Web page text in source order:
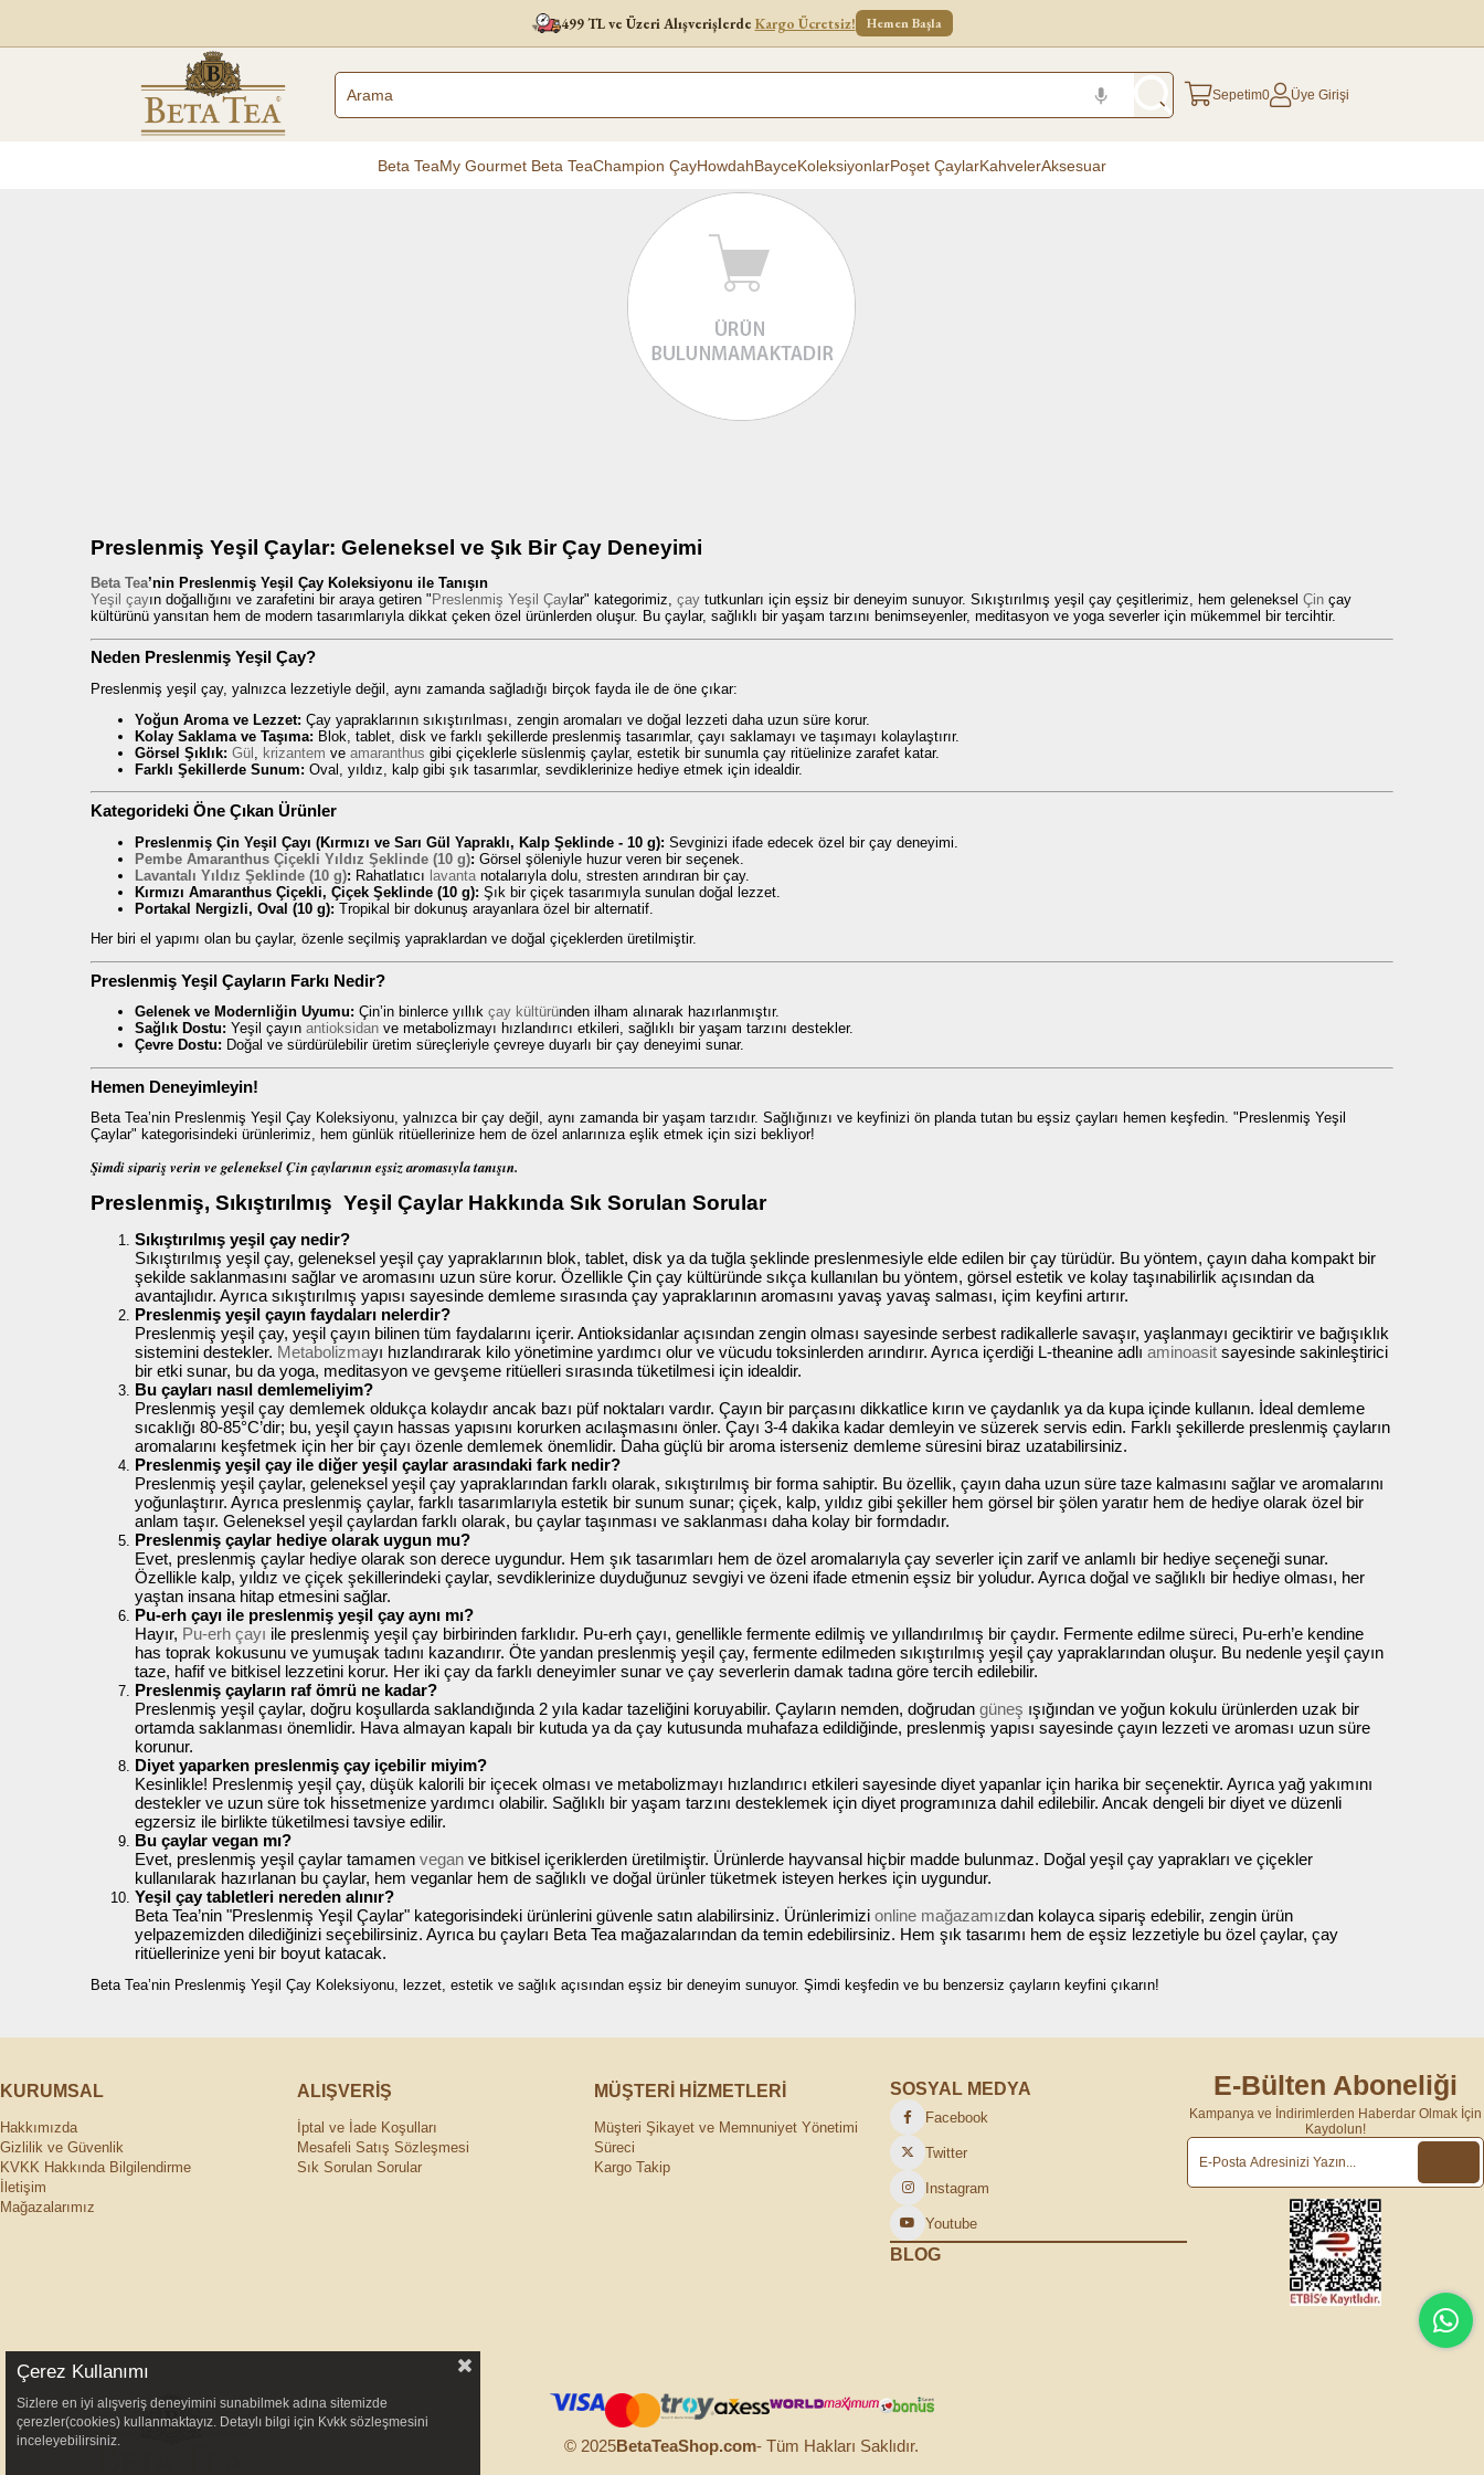
499 TL ve Üzeri Alışverişlerde Kargo Ücretsiz! Hemen Başla
Sepetim0 Üye Girişi
Beta TeaMy Gourmet Beta TeaChampion ÇayHowdahBayceKoleksiyonlarPoşet ÇaylarKahvelerAksesuar
Preslenmiş Yeşil Çaylar: Geleneksel ve Şık Bir Çay Deneyimi
Beta Tea’nin Preslenmiş Yeşil Çay Koleksiyonu ile Tanışın
Yeşil çayın doğallığını ve zarafetini bir araya getiren " Preslenmiş Yeşil Çay lar" kategorimiz, çay tutkunları için eşsiz bir deneyim sunuyor. Sıkıştırılmış yeşil çay çeşitlerimiz, hem geleneksel Çin çay
kültürünü yansıtan hem de modern tasarımlarıyla dikkat çeken özel ürünlerden oluşur. Bu çaylar, sağlıklı bir yaşam tarzını benimseyenler, meditasyon ve yoga severler için mükemmel bir tercihtir.
Neden Preslenmiş Yeşil Çay?
Preslenmiş yeşil çay, yalnızca lezzetiyle değil, aynı zamanda sağladığı birçok fayda ile de öne çıkar:
Yoğun Aroma ve Lezzet: Çay yapraklarının sıkıştırılması, zengin aromaları ve doğal lezzeti daha uzun süre korur.
Kolay Saklama ve Taşıma: Blok, tablet, disk ve farklı şekillerde preslenmiş tasarımlar, çayı saklamayı ve taşımayı kolaylaştırır.
Görsel Şıklık: Gül krizantem ve amaranthus gibi çiçeklerle süslenmiş çaylar, estetik bir sunumla çay ritüelinize zarafet katar.
Farklı Şekillerde Sunum: Oval, yıldız, kalp gibi şık tasarımlar, sevdiklerinize hediye etmek için idealdir.
Kategorideki Öne Çıkan Ürünler
Preslenmiş Çin Yeşil Çayı (Kırmızı ve Sarı Gül Yapraklı, Kalp Şeklinde - 10 g): Sevginizi ifade edecek özel bir çay deneyimi.
Pembe Amaranthus Çiçekli Yıldız Şeklinde (10 g): Görsel şöleniyle huzur veren bir seçenek.
Lavantalı Yıldız Şeklinde (10 g): Rahatlatıcı lavanta notalarıyla dolu, stresten arındıran bir çay.
Kırmızı Amaranthus Çiçekli, Çiçek Şeklinde (10 g): Şık bir çiçek tasarımıyla sunulan doğal lezzet.
Portakal Nergizli, Oval (10 g): Tropikal bir dokunuş arayanlara özel bir alternatif.
Her biri el yapımı olan bu çaylar, özenle seçilmiş yapraklardan ve doğal çiçeklerden üretilmiştir.
Preslenmiş Yeşil Çayların Farkı Nedir?
Gelenek ve Modernliğin Uyumu: Çin’in binlerce yıllık çay kültüründen ilham alınarak hazırlanmıştır.
Sağlık Dostu: Yeşil çayın antioksidan ve metabolizmayı hızlandırıcı etkileri, sağlıklı bir yaşam tarzını destekler.
Çevre Dostu: Doğal ve sürdürülebilir üretim süreçleriyle çevreye duyarlı bir çay deneyimi sunar.
Hemen Deneyimleyin!
Beta Tea’nin Preslenmiş Yeşil Çay Koleksiyonu, yalnızca bir çay değil, aynı zamanda bir yaşam tarzıdır. Sağlığınızı ve keyfinizi ön planda tutan bu eşsiz çayları hemen keşfedin. "Preslenmiş Yeşil
Çaylar" kategorisindeki ürünlerimiz, hem günlük ritüellerinize hem de özel anlarınıza eşlik etmek için sizi bekliyor!
Şimdi sipariş verin ve geleneksel Çin çaylarının eşsiz aromasıyla tanışın.
Preslenmiş, Sıkıştırılmış Yeşil Çaylar Hakkında Sık Sorulan Sorular
Sıkıştırılmış yeşil çay nedir?
Sıkıştırılmış yeşil çay, geleneksel yeşil çay yapraklarının blok, tablet, disk ya da tuğla şeklinde preslenmesiyle elde edilen bir çay türüdür. Bu yöntem, çayın daha kompakt bir
şekilde saklanmasını sağlar ve aromasını uzun süre korur. Özellikle Çin çay kültüründe sıkça kullanılan bu yöntem, görsel estetik ve kolay taşınabilirlik açısından da
avantajlıdır. Ayrıca sıkıştırılmış yapısı sayesinde demleme sırasında çay yapraklarının aromasını yavaş yavaş salması, içim keyfini artırır.
Preslenmiş yeşil çayın faydaları nelerdir?
Preslenmiş yeşil çay, yeşil çayın bilinen tüm faydalarını içerir. Antioksidanlar açısından zengin olması sayesinde serbest radikallerle savaşır, yaşlanmayı geciktirir ve bağışıklık
sistemini destekler. Metabolizmayı hızlandırarak kilo yönetimine yardımcı olur ve vücudu toksinlerden arındırır. Ayrıca içerdiği L-theanine adlı aminoasit sayesinde sakinleştirici
bir etki sunar, bu da yoga, meditasyon ve gevşeme ritüelleri sırasında tüketilmesi için idealdir.
Bu çayları nasıl demlemeliyim?
Preslenmiş yeşil çay demlemek oldukça kolaydır ancak bazı püf noktaları vardır. Çayın bir parçasını dikkatlice kırın ve çaydanlık ya da kupa içinde kullanın. İdeal demleme
sıcaklığı 80-85°C’dir; bu, yeşil çayın hassas yapısını korurken acılaşmasını önler. Çayı 3-4 dakika kadar demleyin ve süzerek servis edin. Farklı şekillerde preslenmiş çayların
aromalarını keşfetmek için her bir çayı özenle demlemek önemlidir. Daha güçlü bir aroma isterseniz demleme süresini biraz uzatabilirsiniz.
Preslenmiş yeşil çay ile diğer yeşil çaylar arasındaki fark nedir?
Preslenmiş yeşil çaylar, geleneksel yeşil çay yapraklarından farklı olarak, sıkıştırılmış bir forma sahiptir. Bu özellik, çayın daha uzun süre taze kalmasını sağlar ve aromalarını
yoğunlaştırır. Ayrıca preslenmiş çaylar, farklı tasarımlarıyla estetik bir sunum sunar; çiçek, kalp, yıldız gibi şekiller hem görsel bir şölen yaratır hem de hediye olarak özel bir
anlam taşır. Geleneksel yeşil çaylardan farklı olarak, bu çaylar taşınması ve saklanması daha kolay bir formdadır.
Preslenmiş çaylar hediye olarak uygun mu?
Evet, preslenmiş çaylar hediye olarak son derece uygundur. Hem şık tasarımları hem de özel aromalarıyla çay severler için zarif ve anlamlı bir hediye seçeneği sunar.
Özellikle kalp, yıldız ve çiçek şekillerindeki çaylar, sevdiklerinize duyduğunuz sevgiyi ve özeni ifade etmenin eşsiz bir yoludur. Ayrıca doğal ve sağlıklı bir hediye olması, her
yaştan insana hitap etmesini sağlar.
Pu-erh çayı ile preslenmiş yeşil çay aynı mı?
Hayır, Pu-erh çayı ile preslenmiş yeşil çay birbirinden farklıdır. Pu-erh çayı, genellikle fermente edilmiş ve yıllandırılmış bir çaydır. Fermente edilme süreci, Pu-erh’e kendine
has toprak kokusunu ve yumuşak tadını kazandırır. Öte yandan preslenmiş yeşil çay, fermente edilmeden sıkıştırılmış yeşil çay yapraklarından oluşur. Bu nedenle yeşil çayın
taze, hafif ve bitkisel lezzetini korur. Her iki çay da farklı deneyimler sunar ve çay severlerin damak tadına göre tercih edilebilir.
Preslenmiş çayların raf ömrü ne kadar?
Preslenmiş yeşil çaylar, doğru koşullarda saklandığında 2 yıla kadar tazeliğini koruyabilir. Çayların nemden, doğrudan güneş ışığından ve yoğun kokulu ürünlerden uzak bir
ortamda saklanması önemlidir. Hava almayan kapalı bir kutuda ya da çay kutusunda muhafaza edildiğinde, preslenmiş yapısı sayesinde çayın lezzeti ve aroması uzun süre
korunur.
Diyet yaparken preslenmiş çay içebilir miyim?
Kesinlikle! Preslenmiş yeşil çay, düşük kalorili bir içecek olması ve metabolizmayı hızlandırıcı etkileri sayesinde diyet yapanlar için harika bir seçenektir. Ayrıca yağ yakımını
destekler ve uzun süre tok hissetmenize yardımcı olabilir. Sağlıklı bir yaşam tarzını desteklemek için diyet programınıza dahil edilebilir. Ancak dengeli bir diyet ve düzenli
egzersiz ile birlikte tüketilmesi tavsiye edilir.
Bu çaylar vegan mı?
Evet, preslenmiş yeşil çaylar tamamen vegan ve bitkisel içeriklerden üretilmiştir. Ürünlerde hayvansal hiçbir madde bulunmaz. Doğal yeşil çay yaprakları ve çiçekler
kullanılarak hazırlanan bu çaylar, hem veganlar hem de sağlıklı ve doğal ürünler tüketmek isteyen herkes için uygundur.
Yeşil çay tabletleri nereden alınır?
Beta Tea’nin "Preslenmiş Yeşil Çaylar" kategorisindeki ürünlerini güvenle satın alabilirsiniz. Ürünlerimizi online mağazamızdan kolayca sipariş edebilir, zengin ürün
yelpazemizden dilediğinizi seçebilirsiniz. Ayrıca bu çayları Beta Tea mağazalarından da temin edebilirsiniz. Hem şık tasarımı hem de eşsiz lezzetiyle bu özel çaylar, çay
ritüellerinize yeni bir boyut katacak.
Beta Tea’nin Preslenmiş Yeşil Çay Koleksiyonu, lezzet, estetik ve sağlık açısından eşsiz bir deneyim sunuyor. Şimdi keşfedin ve bu benzersiz çayların keyfini çıkarın!
KURUMSAL
Hakkımızda
Gizlilik ve Güvenlik
KVKK Hakkında Bilgilendirme
İletişim
Mağazalarımız
ALIŞVERİŞ
İptal ve İade Koşulları
Mesafeli Satış Sözleşmesi
Sık Sorulan Sorular
MÜŞTERİ HİZMETLERİ
Müşteri Şikayet ve Memnuniyet Yönetimi
Süreci
Kargo Takip
SOSYAL MEDYA
Facebook
Twitter
Instagram
Youtube
BLOG
E-Bülten Aboneliği
Kampanya ve İndirimlerden Haberdar Olmak İçin
Kaydolun!
© 2025BetaTeaShop.com- Tüm Hakları Saklıdır.
Çerez Kullanımı
Sizlere en iyi alışveriş deneyimini sunabilmek adına sitemizde
çerezler(cookies) kullanmaktayız. Detaylı bilgi için Kvkk sözleşmesini
inceleyebilirsiniz.